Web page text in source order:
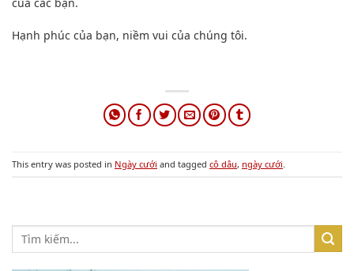
của các bạn.
Hạnh phúc của bạn, niềm vui của chúng tôi.
This entry was posted in Ngày cưới and tagged cô dâu, ngày cưới.